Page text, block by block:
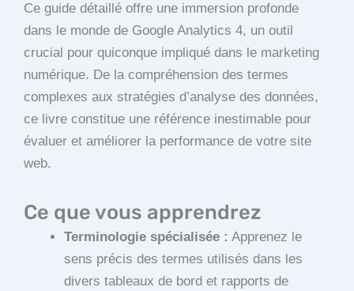
Ce guide détaillé offre une immersion profonde
dans le monde de Google Analytics 4, un outil
crucial pour quiconque impliqué dans le marketing
numérique. De la compréhension des termes
complexes aux stratégies d’analyse des données,
ce livre constitue une référence inestimable pour
évaluer et améliorer la performance de votre site
web.
Ce que vous apprendrez
Terminologie spécialisée : Apprenez le
sens précis des termes utilisés dans les
divers tableaux de bord et rapports de